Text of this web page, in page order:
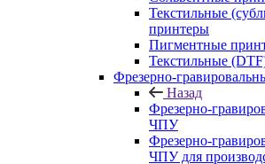
Текстильные
принтеры
Пигментные
Текстильные
Фрезерно-
Назад
Фрезерно-
ЧПУ
Фрезерно-
ЧПУ для